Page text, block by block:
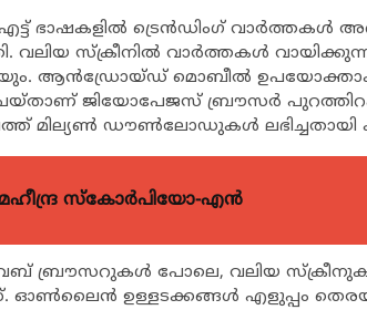
ഭാഷകളില്‍ ട്രെന്‍ഡിംഗ് വാര്‍ത്തകള്‍
വലിയ സ്‌ക്രീനില്‍ വാര്‍ത്തകള്‍
ആന്‍ഡ്രോയ്ഡ് മൊബീല്‍
ജിയോപേജസ് ബ്രൗസര്‍
മില്യണ്‍ ഡൗണ്‍ലോഡുകള്‍ ലഭിച്ചതായി
സ്കോർപിയോ-എൻ
വെബ് ബ്രൗസറുകള്‍ പോലെ, വലിയ
ഓണ്‍ലൈന്‍ ഉള്ളടക്കങ്ങള്‍ എളുപ്പം